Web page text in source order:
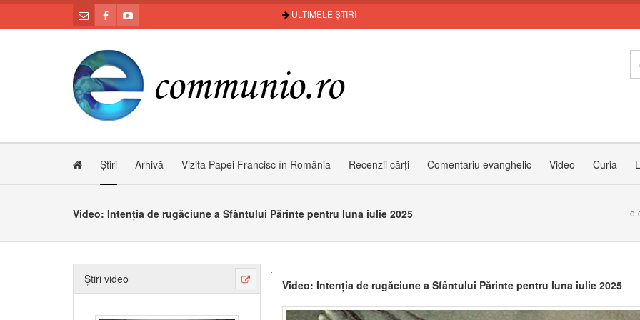
ULTIMELE ȘTIRI
Știri Arhivă Vizita Papei Francisc în România Recenzii cărți Comentariu evanghelic Video Curia
Video: Intenția de rugăciune a Sfântului Părinte pentru luna iulie 2025 e-
Știri video Video: Intenția de rugăciune a Sfântului Părinte pentru luna iulie 2025